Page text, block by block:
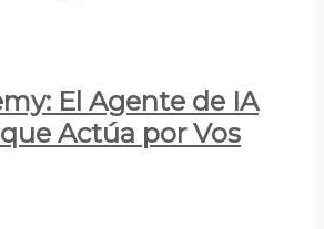
El Agente de IA
Actúa por Vos